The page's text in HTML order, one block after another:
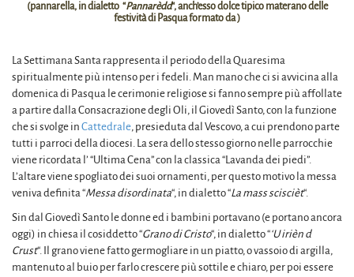
(pannarella, in dialetto “Pannarèdd“, anch’esso dolce tipico materano delle
festività di Pasqua formato da )
La Settimana Santa rappresenta il periodo della Quaresima
spiritualmente più intenso per i fedeli. Man mano che ci si avvicina alla
domenica di Pasqua le cerimonie religiose si fanno sempre più affollate
a partire dalla Consacrazione degli Oli, il Giovedì Santo, con la funzione
che si svolge in Cattedrale, presieduta dal Vescovo, a cui prendono parte
tutti i parroci della diocesi. La sera dello stesso giorno nelle parrocchie
viene ricordata l’ “Ultima Cena” con la classica “Lavanda dei piedi”.
L’altare viene spogliato dei suoi ornamenti, per questo motivo la messa
veniva definita “Messa disordinata“, in dialetto “La mass sciscièt“.
Sin dal Giovedì Santo le donne ed i bambini portavano (e portano ancora
oggi) in chiesa il cosiddetto “Grano di Cristo“, in dialetto “‘U irièn d
Crust“. Il grano viene fatto germogliare in un piatto, o vassoio di argilla,
mantenuto al buio per farlo crescere più sottile e chiaro, per poi essere